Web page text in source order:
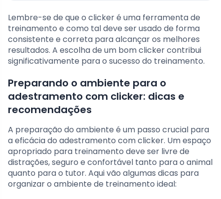
Lembre-se de que o clicker é uma ferramenta de
treinamento e como tal deve ser usado de forma
consistente e correta para alcançar os melhores
resultados. A escolha de um bom clicker contribui
significativamente para o sucesso do treinamento.
Preparando o ambiente para o
adestramento com clicker: dicas e
recomendações
A preparação do ambiente é um passo crucial para
a eficácia do adestramento com clicker. Um espaço
apropriado para treinamento deve ser livre de
distrações, seguro e confortável tanto para o animal
quanto para o tutor. Aqui vão algumas dicas para
organizar o ambiente de treinamento ideal: